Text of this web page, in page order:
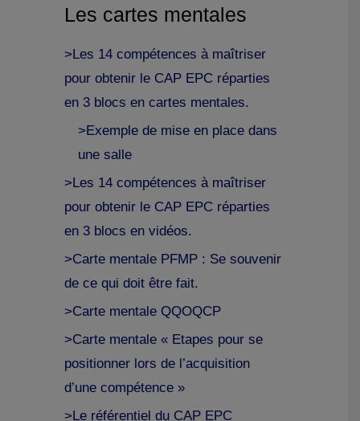
Les cartes mentales
>Les 14 compétences à maîtriser
pour obtenir le CAP EPC réparties
en 3 blocs en cartes mentales.
>Exemple de mise en place dans
une salle
>Les 14 compétences à maîtriser
pour obtenir le CAP EPC réparties
en 3 blocs en vidéos.
>Carte mentale PFMP : Se souvenir
de ce qui doit être fait.
>Carte mentale QQOQCP
>Carte mentale « Etapes pour se
positionner lors de l’acquisition
d’une compétence »
>Le référentiel du CAP EPC